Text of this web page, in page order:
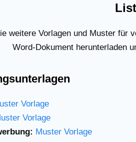
weitere Vorlagen und Muster für
Word-Dokument herunterladen
Vorlage
Vorlage
Muster Vorlage